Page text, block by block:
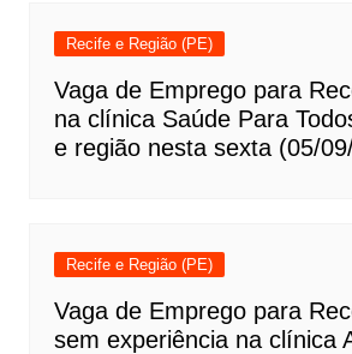
Recife e Região (PE)
Vaga de Emprego para
na clínica Saúde Para
e região nesta sexta (05/
Recife e Região (PE)
Vaga de Emprego para
sem experiência na clínica